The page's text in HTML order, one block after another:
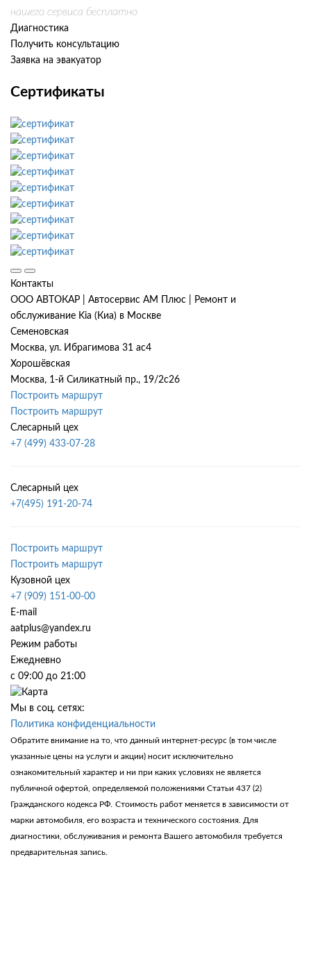
нашего сервиса бесплатно
Диагностика
Получить консультацию
Заявка на эвакуатор
Сертификаты
Контакты
ООО АВТОКАР | Автосервис АМ Плюс | Ремонт и
обслуживание Kia (Киа) в Москве
Семеновская
Москва, ул. Ибрагимова 31 ас4
Хорошёвская
Москва, 1-й Силикатный пр., 19/2с26
Построить маршрут
Построить маршрут
Слесарный цех
+7 (499) 433-07-28
Слесарный цех
+7(495) 191-20-74
Построить маршрут
Построить маршрут
Кузовной цех
+7 (909) 151-00-00
E-mail
aatplus@yandex.ru
Режим работы
Ежедневно
с 09:00 до 21:00
Мы в соц. сетях:
Политика конфиденциальности
Обратите внимание на то, что данный интернет-ресурс (в том числе
указанные цены на услуги и акции) носит исключительно
ознакомительный характер и ни при каких условиях не является
публичной офертой, определяемой положениями Статьи 437 (2)
Гражданского кодекса РФ. Стоимость работ меняется в зависимости от
марки автомобиля, его возраста и технического состояния. Для
диагностики, обслуживания и ремонта Вашего автомобиля требуется
предварительная запись.